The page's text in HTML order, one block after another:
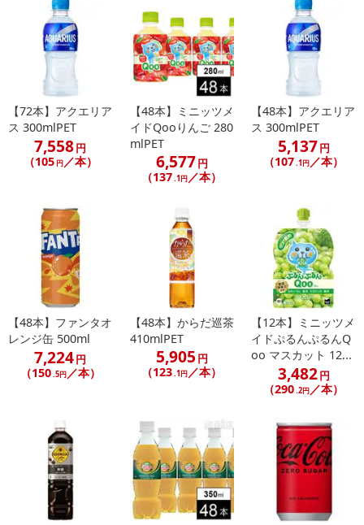
その他共通および商品カテゴリー別注意事項（※必ずご確認くだ
こちらの情報は2026年07月09日 時点での情報となります。
【72本】アクエリア
ス 300mlPET
7,558円
（105 円／本）
【48本】ミニッツメ
イドQooりんご 280
mlPET
6,577円
（137.1円／本）
【48本】アクエリア
ス 300mlPET
5,137円
（107.1円／本）
【48本】ファンタオ
レンジ缶 500ml
7,224円
（150.5円／本）
【48本】からだ巡茶
410mlPET
5,905 円
（123.1円／本）
【12本】ミニッツメ
イドぷるんぷるんQ
oo マスカット 12...
3,482円
（290.2円／本）